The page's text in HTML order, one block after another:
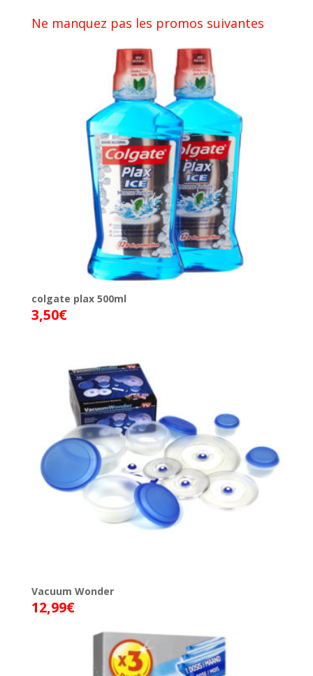
Ne manquez pas les promos suivantes
colgate plax 500ml
3,50€
Vacuum Wonder
12,99€